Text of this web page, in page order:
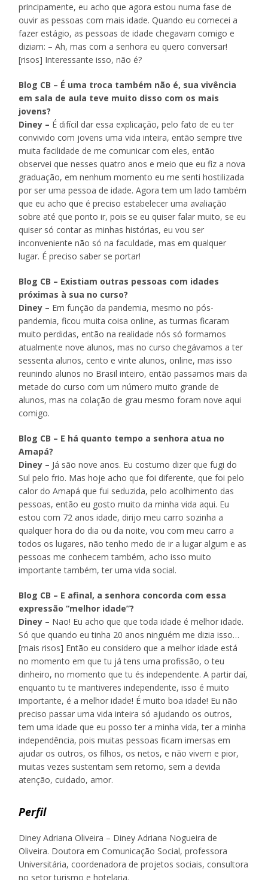
principamente, eu acho que agora estou numa fase de
ouvir as pessoas com mais idade. Quando eu comecei a
fazer estágio, as pessoas de idade chegavam comigo e
diziam: – Ah, mas com a senhora eu quero conversar!
[risos] Interessante isso, não é?
Blog CB – É uma troca também não é, sua vivência
em sala de aula teve muito disso com os mais
jovens?
Diney – É difícil dar essa explicação, pelo fato de eu ter
convivido com jovens uma vida inteira, então sempre tive
muita facilidade de me comunicar com eles, então
observei que nesses quatro anos e meio que eu fiz a nova
graduação, em nenhum momento eu me senti hostilizada
por ser uma pessoa de idade. Agora tem um lado também
que eu acho que é preciso estabelecer uma avaliação
sobre até que ponto ir, pois se eu quiser falar muito, se eu
quiser só contar as minhas histórias, eu vou ser
inconveniente não só na faculdade, mas em qualquer
lugar. É preciso saber se portar!
Blog CB – Existiam outras pessoas com idades
próximas à sua no curso?
Diney – Em função da pandemia, mesmo no pós-
pandemia, ficou muita coisa online, as turmas ficaram
muito perdidas, então na realidade nós só formamos
atualmente nove alunos, mas no curso chegávamos a ter
sessenta alunos, cento e vinte alunos, online, mas isso
reunindo alunos no Brasil inteiro, então passamos mais da
metade do curso com um número muito grande de
alunos, mas na colação de grau mesmo foram nove aqui
comigo.
Blog CB – E há quanto tempo a senhora atua no
Amapá?
Diney – Já são nove anos. Eu costumo dizer que fugi do
Sul pelo frio. Mas hoje acho que foi diferente, que foi pelo
calor do Amapá que fui seduzida, pelo acolhimento das
pessoas, então eu gosto muito da minha vida aqui. Eu
estou com 72 anos idade, dirijo meu carro sozinha a
qualquer hora do dia ou da noite, vou com meu carro a
todos os lugares, não tenho medo de ir a lugar algum e as
pessoas me conhecem também, acho isso muito
importante também, ter uma vida social.
Blog CB – E afinal, a senhora concorda com essa
expressão “melhor idade”?
Diney – Nao! Eu acho que que toda idade é melhor idade.
Só que quando eu tinha 20 anos ninguém me dizia isso…
[mais risos] Então eu considero que a melhor idade está
no momento em que tu já tens uma profissão, o teu
dinheiro, no momento que tu és independente. A partir daí,
enquanto tu te mantiveres independente, isso é muito
importante, é a melhor idade! É muito boa idade! Eu não
preciso passar uma vida inteira só ajudando os outros,
tem uma idade que eu posso ter a minha vida, ter a minha
independência, pois muitas pessoas ficam imersas em
ajudar os outros, os filhos, os netos, e não vivem e pior,
muitas vezes sustentam sem retorno, sem a devida
atenção, cuidado, amor.
Perfil
Diney Adriana Oliveira – Diney Adriana Nogueira de
Oliveira. Doutora em Comunicação Social, professora
Universitária, coordenadora de projetos sociais, consultora
no setor turismo e hotelaria.